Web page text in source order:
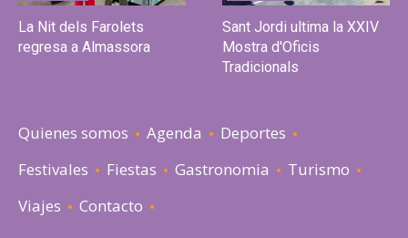
La Nit dels Farolets
regresa a Almassora
Sant Jordi ultima la XXIV
Mostra d'Oficis
Tradicionals
Quienes somos Agenda
Deportes
Festivales
Fiestas Gastronomia
Turismo
Viajes
Contacto